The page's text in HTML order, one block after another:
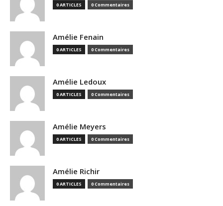
0 ARTICLES 0 Commentaires
Amélie Fenain
0 ARTICLES 0 Commentaires
Amélie Ledoux
0 ARTICLES 0 Commentaires
Amélie Meyers
0 ARTICLES 0 Commentaires
Amélie Richir
0 ARTICLES 0 Commentaires